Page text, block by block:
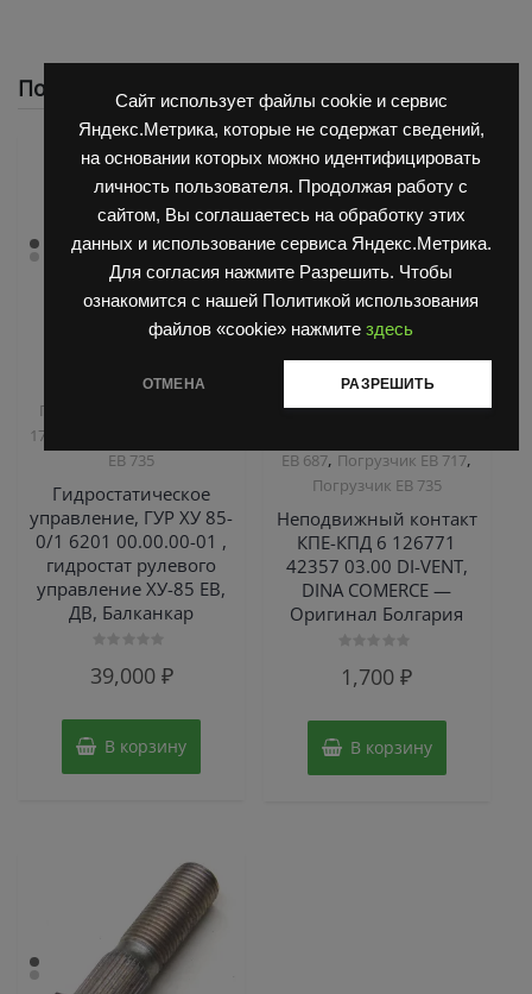
Сайт использует файлы cookie и сервис
Яндекс.Метрика, которые не содержат сведений,
на основании которых можно идентифицировать
личность пользователя. Продолжая работу с
сайтом, Вы соглашаетесь на обработку этих
данных и использование сервиса Яндекс.Метрика.
Для согласия нажмите Разрешить. Чтобы
ознакомится с нашей Политикой использования
файлов «cookie» нажмите здесь
ОТМЕНА РАЗРЕШИТЬ
Похожие
Запчасти Балканкар
Погрузчик ДВ 1792, 1788,
1794, 1784, 1786
ЕВ 735
Гидростатическое
управление, ГУР ХУ 85-
0/1 6201 00.00.00-01 ,
гидростат рулевого
управление ХУ-85 ЕВ,
ДВ, Балканкар
0
39,000 ₽
В корзину
Запчасти Балканкар
Запчасти ЕП 001 / ЕП 006 /
ЕВ 687, Погрузчик ЕВ 717,
Погрузчик ЕВ 735
Неподвижный контакт
КПЕ-КПД 6 126771
42357 03.00 DI-VENT,
DINA COMERCE —
Оригинал Болгария
0
из
1,700₽
В корзину